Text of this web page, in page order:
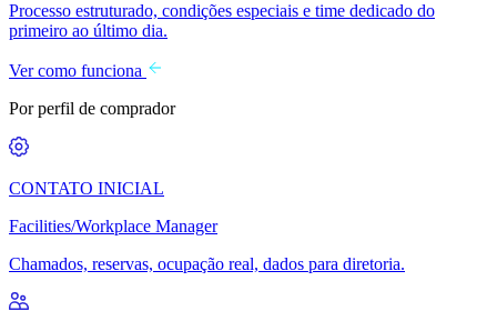
Processo estruturado, condições especiais e time dedicado do
primeiro ao último dia.
Ver como funciona
Por perfil de comprador
CONTATO INICIAL
Facilities/Workplace Manager
Chamados, reservas, ocupação real, dados para diretoria.